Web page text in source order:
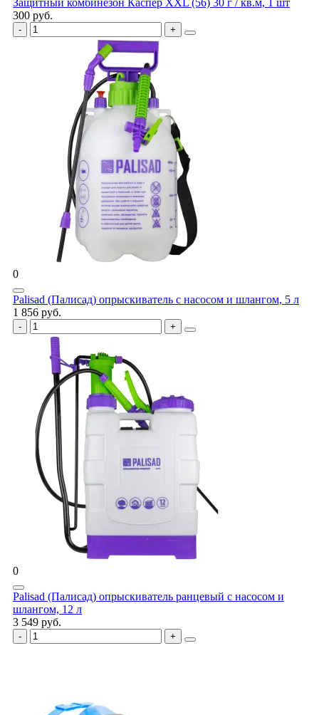
Защитный комбинезон Каспер XXL (56) 30 г / кв.м, 1 шт
300 руб.
0
Palisad (Палисад) опрыскиватель с насосом и шлангом, 5 л
1 856 руб.
0
Palisad (Палисад) опрыскиватель ранцевый с насосом и
шлангом, 12 л
3 549 руб.